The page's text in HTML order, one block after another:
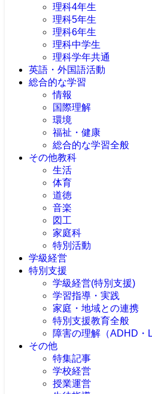
理科4年生
理科5年生
理科6年生
理科中学生
理科学年共通
英語・外国語活動
総合的な学習
情報
国際理解
環境
福祉・健康
総合的な学習全般
その他教科
生活
体育
道徳
音楽
図工
家庭科
特別活動
学級経営
特別支援
学級経営(特別支援)
学習指導・実践
家庭・地域との連携
特別支援教育全般
障害の理解（ADHD・
その他
特集記事
学校経営
授業運営